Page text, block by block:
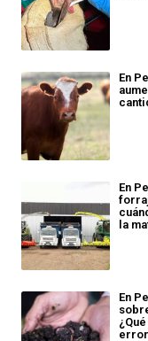
En
En
la
En